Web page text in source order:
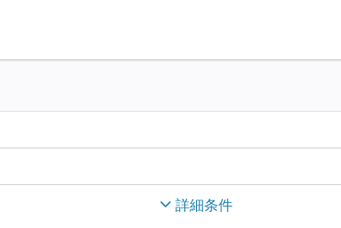
詳細条件